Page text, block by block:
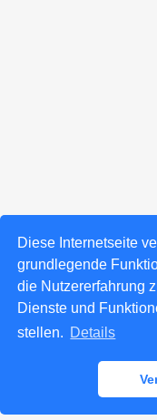
Diese Internetseite
grundlegende
die Nutzererfahrung
Dienste und
stellen. Details